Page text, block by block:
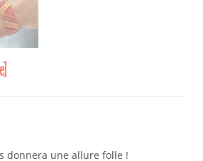
donnera une allure folle !